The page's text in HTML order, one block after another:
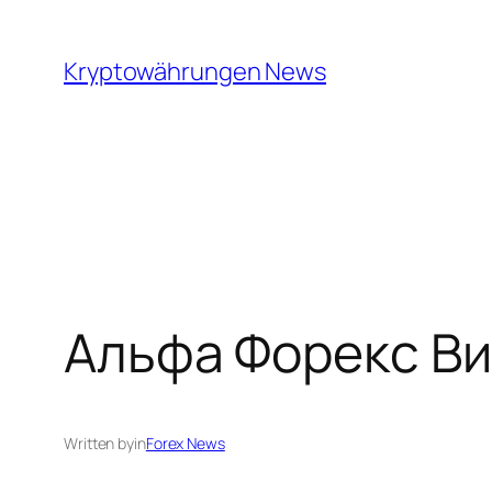
content
Kryptowährungen News
Альфа Форекс
Written byinForex News